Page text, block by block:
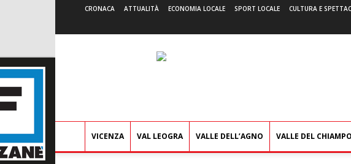
CRONACA ATTUALITÀ ECONOMIA LOCALE SPORT LOCALE CULTURA E
VICENZA VAL LEOGRA VALLE DELL’AGNO VALLE DEL CHIAMPO